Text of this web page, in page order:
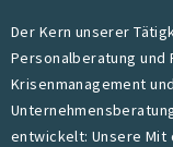
Der Kern unserer
Personalberatung und
Krisenmanagement
entwickelt: Unsere Mit